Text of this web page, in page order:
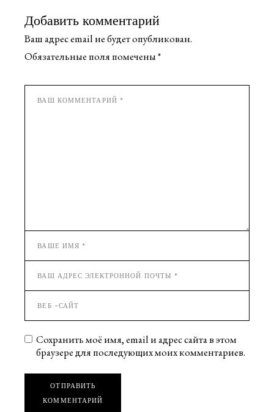
Добавить комментарий
Ваш адрес email не будет опубликован.
Обязательные поля помечены*
Сохранить моё имя, email и адрес сайта в этом
браузере для последующих моих комментариев.
ОТПРАВИТЬ
КОММЕНТАРИЙ